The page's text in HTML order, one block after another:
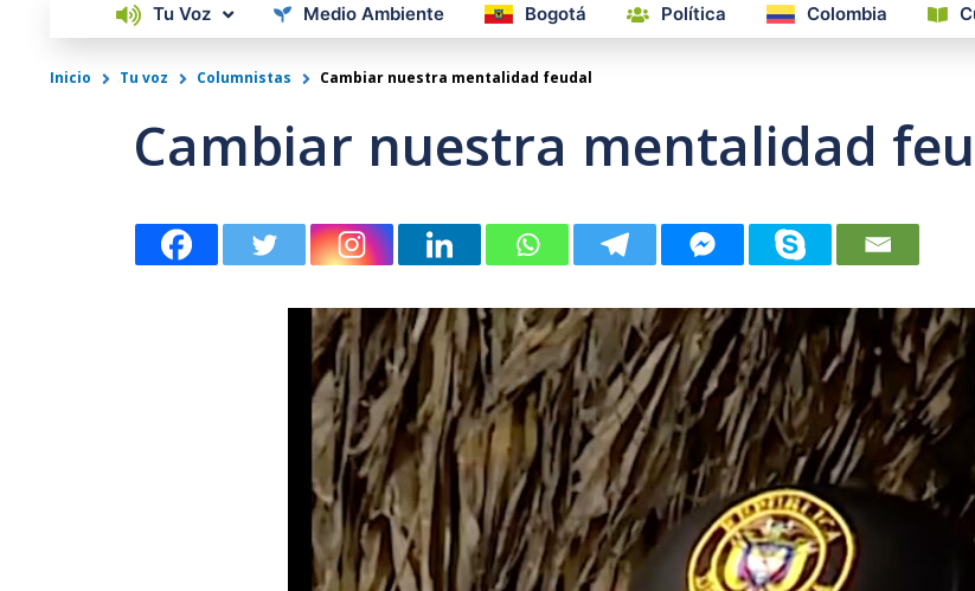
Tu Voz Medio Ambiente Bogotá Política Colombia
Inicio Tu voz Columnistas Cambiar nuestra mentalidad feudal
Cambiar nuestra mentalidad